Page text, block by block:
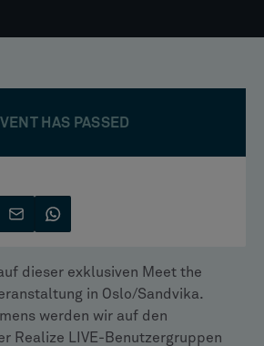
HAS PASSED
dieser exklusiven Meet the
in Oslo/Sandvika.
werden wir auf den
Realize LIVE-Benutzergruppen